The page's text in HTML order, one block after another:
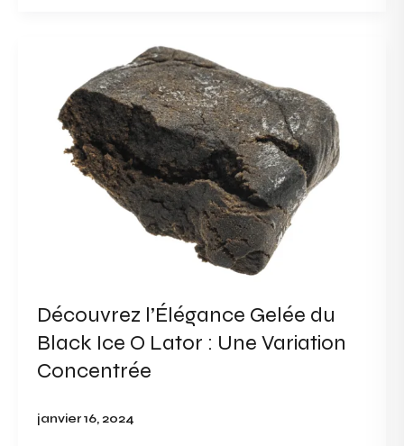
Découvrez l’Élégance Gelée du
Black Ice O Lator : Une Variation
Concentrée
janvier 16, 2024
l’Élégance
Gelée
Black